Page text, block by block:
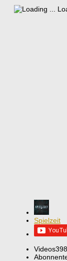
Spielzeit
Videos398